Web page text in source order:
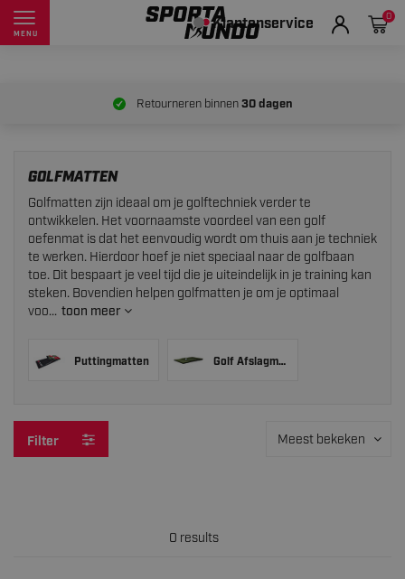
MENU Klantenservice 0
Retourneren binnen30 dagen
GOLFMATTEN
Golfmatten zijn ideaal om je golftechniek verder te
ontwikkelen. Het voornaamste voordeel van een golf
oefenmat is dat het eenvoudig wordt om thuis aan je techniek
te werken. Hierdoor hoef je niet speciaal naar de golfbaan
toe. Dit bespaart je veel tijd die je uiteindelijk in je training kan
steken. Bovendien helpen golfmatten je om je optimaal
voo... toon meer
Puttingmatten Golf Afslagmat
Filter Meest bekeken
0 results